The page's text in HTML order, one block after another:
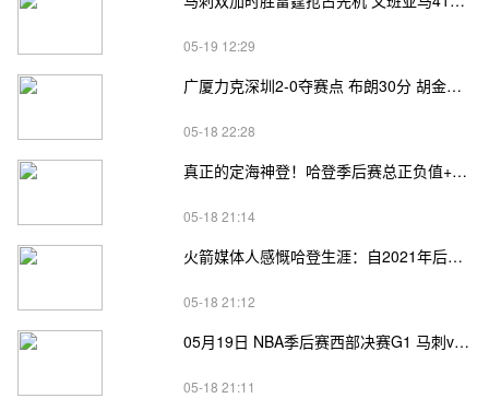
05-19 12:29
广厦力克深圳2-0夺赛点 布朗30分 胡金秋17+8 贺希宁18分
05-18 22:28
真正的定海神登！哈登季后赛总正负值+62、次轮+32，双数据领跑骑士全队
05-18 21:14
火箭媒体人感慨哈登生涯：自2021年后，终于体验躺赢晋级滋味
05-18 21:12
05月19日 NBA季后赛西部决赛G1 马刺vs雷霆直播前瞻分析
05-18 21:11